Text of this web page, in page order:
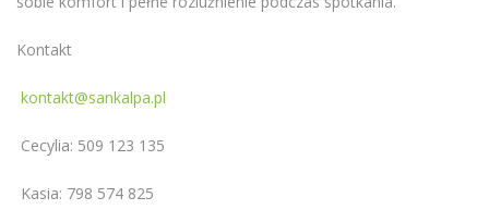
Kontakt
kontakt@sankalpa.pl
Cecylia: 509 123 135
Kasia: 798 574 825